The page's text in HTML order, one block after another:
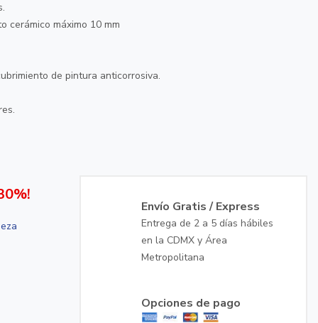
cerámico máximo 10 mm
de pintura anticorrosiva.
Envío Gratis / Express
Entrega de 2 a 5 días hábiles
en la CDMX y Área
Metropolitana
Opciones de pago